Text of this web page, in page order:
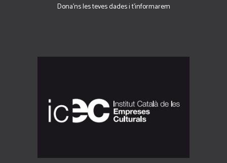
Dona'ns les teves dades i t'informarem